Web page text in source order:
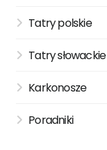
Tatry polskie
Tatry słowackie
Karkonosze
Poradniki